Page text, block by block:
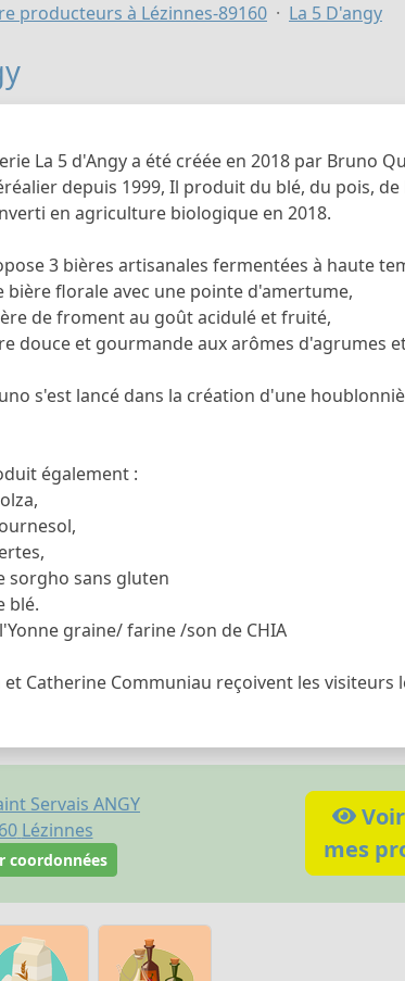
producteurs à Lézinnes-89160 La 5 D'angy
La 5 d'Angy a été créée en 2018 par Bruno
depuis 1999, Il produit du blé, du pois,
en agriculture biologique en 2018.
3 bières artisanales fermentées à haute
bière florale avec une pointe d'amertume,
de froment au goût acidulé et fruité,
douce et gourmande aux arômes d'agrumes
s'est lancé dans la création d'une
également :
sorgho sans gluten
blé.
graine/ farine /son de CHIA
Catherine Communiau reçoivent les visiteurs
Servais ANGY
Lézinnes
coordonnées
mes